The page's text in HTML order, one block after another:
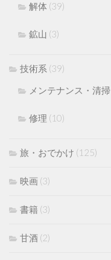
解体 (39)
鉱山 (3)
技術系 (39)
メンテナンス・清掃
修理 (10)
旅・おでかけ (125)
映画 (3)
書籍 (3)
甘酒 (2)